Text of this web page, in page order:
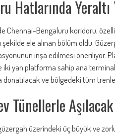
Hatlarında Yeraltı
Chennai-Bengaluru koridoru,
ele alınan bölüm oldu.
inşa edilmesi öneriliyor.
iki yan platforma sahip ana
ve bölgedeki tüm
Tünellerle Aşılacak
üzerindeki üç büyük ve